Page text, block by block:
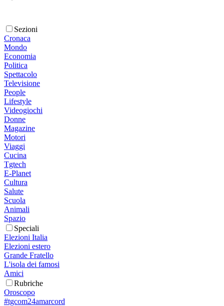
Sezioni
Cronaca
Mondo
Economia
Politica
Spettacolo
Televisione
People
Lifestyle
Videogiochi
Donne
Magazine
Motori
Viaggi
Cucina
Tgtech
E-Planet
Cultura
Salute
Scuola
Animali
Spazio
Speciali
Elezioni Italia
Elezioni estero
Grande Fratello
L'isola dei famosi
Amici
Rubriche
Oroscopo
#tgcom24amarcord